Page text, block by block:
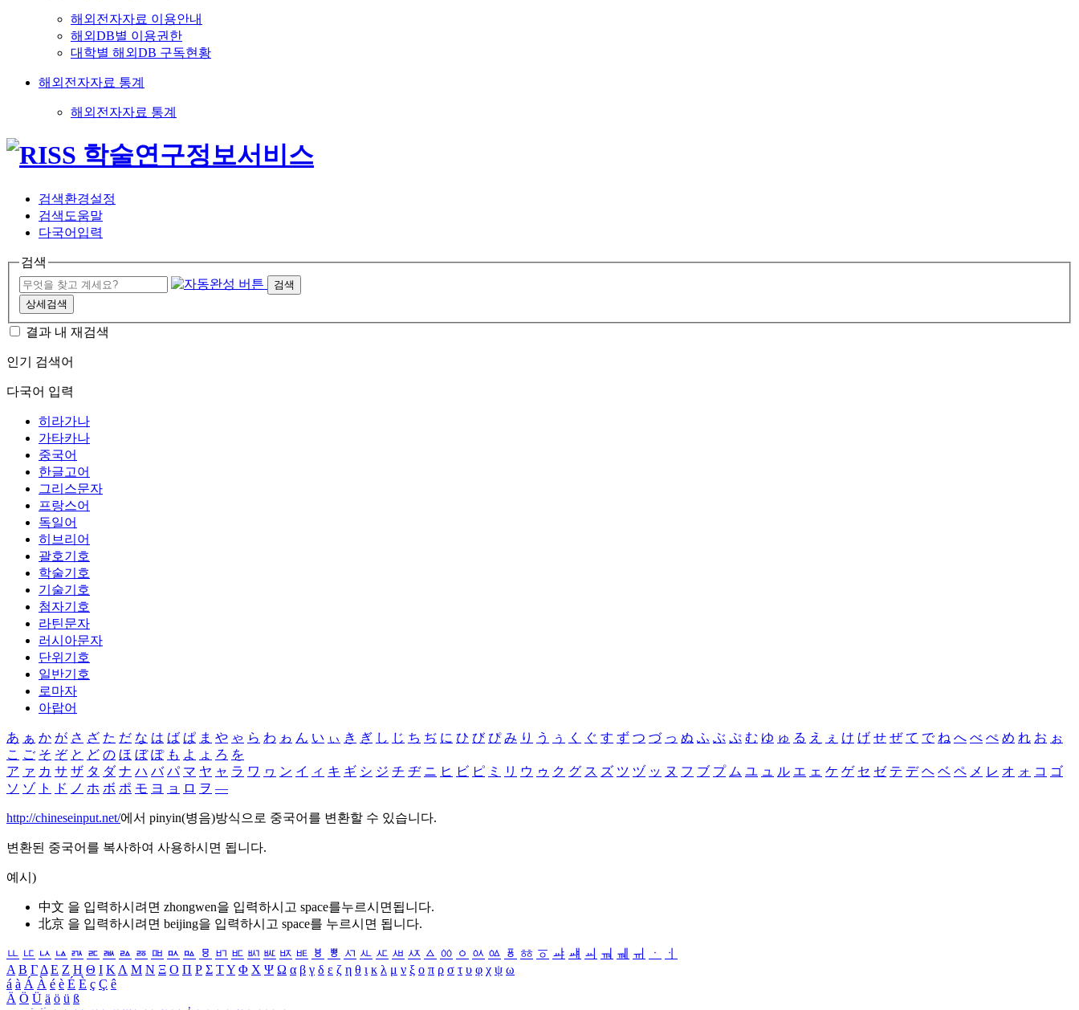
해외전자자료 이용안내
해외DB별 이용권한
대학별 해외DB 구독현황
해외전자자료 통계
해외전자자료 통계
검색환경설정
검색도움말
다국어입력
검색
검색
상세검색
결과 내 재검색
인기 검색어
다국어 입력
히라가나
가타카나
중국어
한글고어
그리스문자
프랑스어
독일어
히브리어
괄호기호
학술기호
기술기호
첨자기호
라틴문자
러시아문자
단위기호
일반기호
로마자
아랍어
あ ぁ か が さ ざ た だ な は ば ぱ ま や ゃ ら わ ゎ ん い ぃ き ぎ し じ ち ぢ に ひ び ぴ み り う ぅ く ぐ す ず つ づ っ ぬ ふ ぶ ぷ む ゆ ゅ る え ぇ け げ せ ぜ て で ね へ べ ぺ め れ お ぉ
こ ご そ ぞ と ど の ほ ぼ ぽ も よ ょ ろ を
ア ァ カ サ ザ タ ダ ナ ハ バ パ マ ヤ ャ ラ ワ ヮ ン イ ィ キ ギ シ ジ チ ヂ ニ ヒ ビ ピ ミ リ ウ ゥ ク グ ス ズ ツ ヅ ッ ヌ フ ブ プ ム ユ ュ ル エ ェ ケ ゲ セ ゼ テ デ ヘ ベ ペ メ レ オ ォ コ ゴ
ソ ゾ ト ド ノ ホ ボ ポ モ ヨ ョ ロ ヲ ―
http://chineseinput.net/에서 pinyin(병음)방식으로 중국어를 변환할 수 있습니다.
변환된 중국어를 복사하여 사용하시면 됩니다.
예시)
中文 을 입력하시려면 zhongwen을 입력하시고 space를누르시면됩니다.
北京 을 입력하시려면 beijing을 입력하시고 space를 누르시면 됩니다.
ㅥ ㅦ ㅧ ㅨ ㅩ ㅪ ㅫ ㅬ ㅭ ㅮ ㅯ ㅰ ㅱ ㅲ ㅳ ㅴ ㅵ ㅶ ㅷ ㅸ ㅹ ㅺ ㅻ ㅼ ㅽ ㅾ ㅿ ㆀ ㆁ ㆂ ㆃ ㆄ ㆅ ㆆ ㆇ ㆈ ㆉ ㆊ ㆋ ㆌ ㆍ
ㆎ
Α Β ΓΔ Ε Ζ Η Θ Ι ΚΛ Μ Ν Ξ Ο Π Ρ Σ ΤΥ Φ Χ Ψ Ω α β γ δ ε ζ η θ ι κ λ μ ν ξ ο π ρ σ τ υ φ χ ψ ω
á à Á À é è É È ç Ç ê
Ä Ö Ü ä ö ü ß